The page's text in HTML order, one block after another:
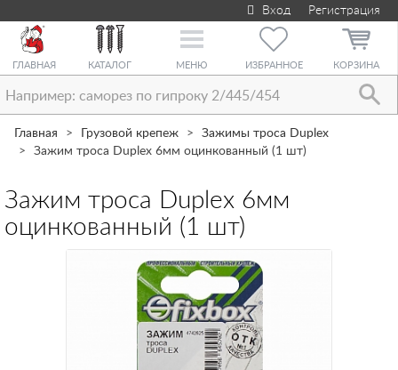
Вход Регистрация
ГЛАВНАЯ КАТАЛОГ
Toggle
МЕНЮ ИЗБРАННОЕ КОРЗИНА
Главная Грузовой крепеж
Зажимы троса Duplex
Зажим троса Duplex 6мм оцинкованный (1 шт)
Зажим троса Duplex 6мм
оцинкованный (1 шт)